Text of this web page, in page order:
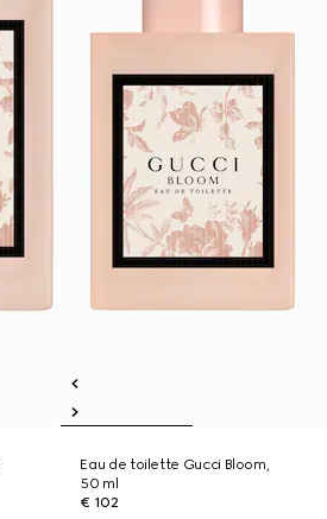
Eau de toilette Gucci Bloom,
50 ml
€ 102